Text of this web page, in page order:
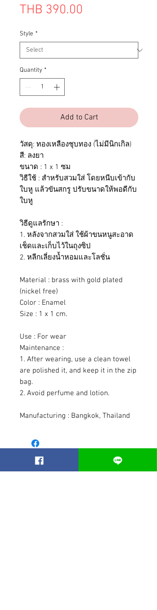
THB 390.00
Style *
Quantity *
Add to Cart
วัสดุ: ทองเหลืองชุบทอง (ไม่มีนิกเกิล)
สี: ลงยา
ขนาด : 1 x 1 ซม
วิธีใช้ : สำหรับสวมใส่ โดยหนีบเข้ากับ
ใบหู แล้วขันสกรู ปรับขนาดให้พอดีกับ
ใบหู
วิธีดูแลรักษา :
1. หลังจากสวมใส่ ใช้ผ้าขนหนูสะอาด
เช็ดและเก็บไว้ในถุงซิป
2. หลีกเลี่ยงน้ำหอมและโลชั่น
Material : brass with gold plated
(nickel free)
Color : Enamel
Size : 1 x 1 cm.
Use : For wear
Maintenance :
1. After wearing, use a clean towel
are polished it, and keep it in the zip
bag.
2. Avoid perfume and lotion.
Manufacturing : Bangkok, Thailand
Related Products